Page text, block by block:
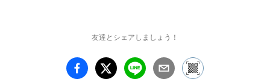
友達とシェアしましょう！